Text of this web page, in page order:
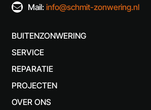
 Mail:info@schmit-zonwering.nl
BUITENZONWERING
SERVICE
REPARATIE
PROJECTEN
OVER ONS